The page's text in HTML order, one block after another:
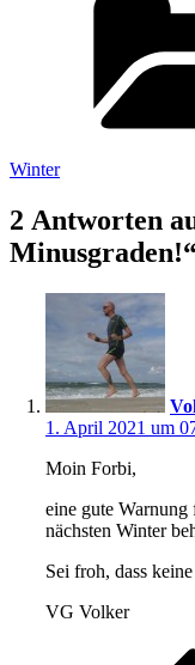
Winter
2 Antworten
1. April 2021 um
Moin Forbi,
eine gute
nächsten Winter
Sei froh, dass
VG Volker